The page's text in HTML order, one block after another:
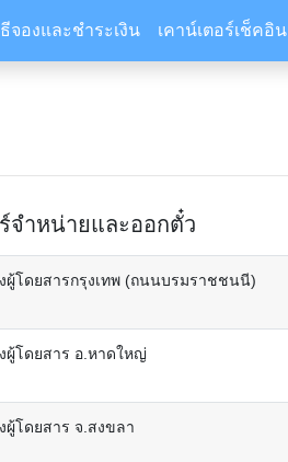
จองและชำระเงิน เคาน์เตอร์เช็คอิน
จำหน่ายและออกตั๋ว
ผู้โดยสารกรุงเทพ (ถนนบรมราชชนนี)
ผู้โดยสาร อ.หาดใหญ่
โดยสาร จ.สงขลา